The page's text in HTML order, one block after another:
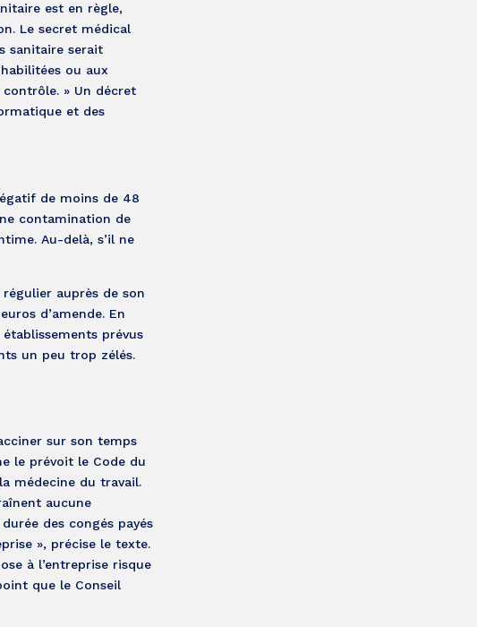
est en règle,
Le secret médical
sanitaire serait
ou aux
» Un décret
et des
de moins de 48
contamination de
Au-delà, s’il ne
auprès de son
d’amende. En
prévus
un peu trop zélés.
sur son temps
le prévoit le Code du
médecine du travail.
aucune
des congés payés
», précise le texte.
à l’entreprise risque
que le Conseil